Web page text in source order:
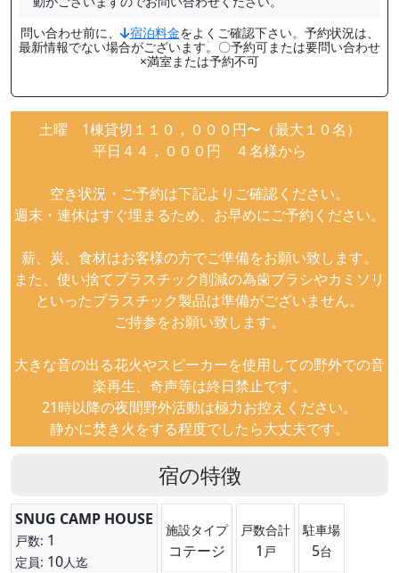
問い合わせ前に、 宿泊料金をよくご確認下さい。予約状況は、
最新情報でない場合がございます。〇予約可または要問い合わせ
×満室または予約不可
土曜 1棟貸切１１０，０００円〜（最大１０名）
平日４４，０００円 ４名様から
空き状況・ご予約は下記よりご確認ください。
週末・連休はすぐ埋まるため、お早めにご予約ください。
薪、炭、食材はお客様の方でご準備をお願い致します。
また、使い捨てプラスチック削減の為歯ブラシやカミソリ
といったプラスチック製品は準備がございません。
ご持参をお願い致します。
大きな音の出る花火やスピーカーを使用しての野外での音
楽再生、奇声等は終日禁止です。
21時以降の夜間野外活動は極力お控えください。
静かに焚き火をする程度でしたら大丈夫です。
宿の特徴
SNUG CAMP HOUSE
戸数: 1
定員: 10人迄
施設タイプ
コテージ
戸数合計
1 戸
駐車場
5台